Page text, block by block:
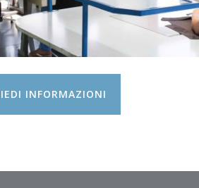
INFORMAZIONI